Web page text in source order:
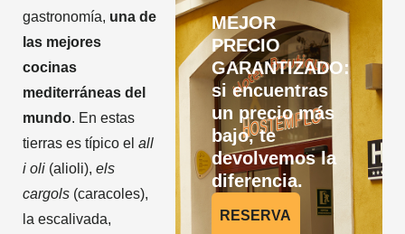
gastronomía, una de
las mejores
cocinas
mediterráneas del
mundo. En estas
tierras es típico el all
i oli (alioli), els
cargols (caracoles),
la escalivada,
MEJOR
PRECIO
GARANTIZADO:
si encuentras
un precio más
bajo, te
devolvemos la
diferencia.
RESERVA